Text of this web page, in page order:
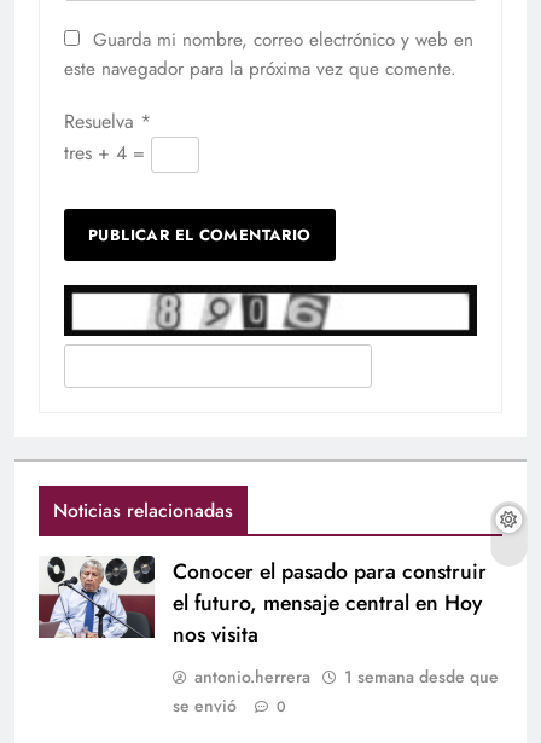
Guarda mi nombre, correo electrónico y web en
este navegador para la próxima vez que comente.
Resuelva *
tres + 4 =
Noticias relacionadas
Conocer el pasado para construir
el futuro, mensaje central en Hoy
nos visita
antonio.herrera
1 semana desde que
se envió
0